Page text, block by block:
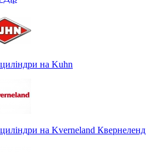
на Kuhn
на Kverneland Квернеленд